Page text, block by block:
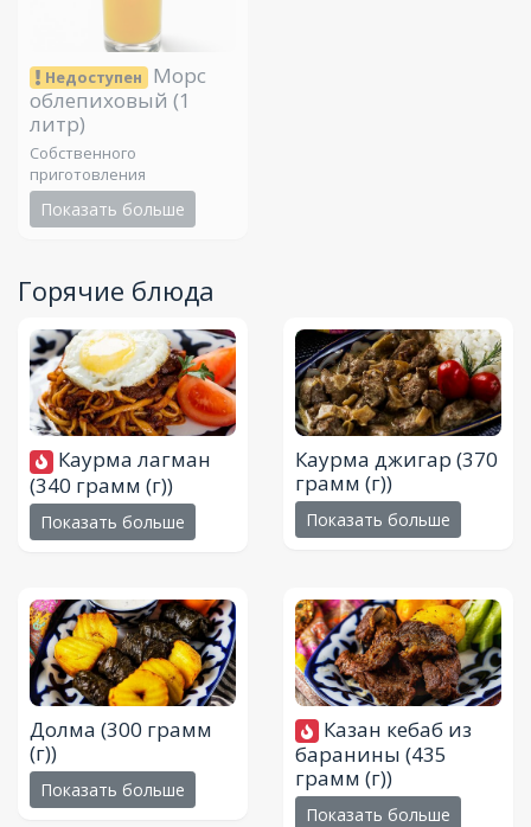
Недоступен
Морс
облепиховый (1
литр)
Собственного
приготовления
Показать больше
Горячие блюда
Каурма лагман
(340 грамм (г))
Показать больше
Каурма джигар (370
грамм (г))
Показать больше
Долма (300 грамм
(г))
Показать больше
Казан кебаб из
баранины (435
грамм (г))
Показать больше